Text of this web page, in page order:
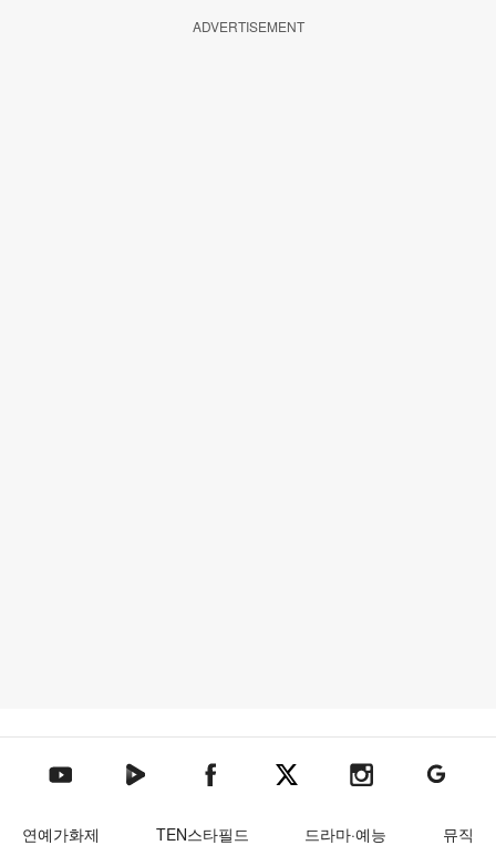
ADVERTISEMENT
텐아시아 유튜브텐아시아 네이버TV텐아시아 페이스북텐아시아 엑스텐아시아 인스타그램
텐아시아
연예가화제 TEN스타필드 드라마·예능
뮤직